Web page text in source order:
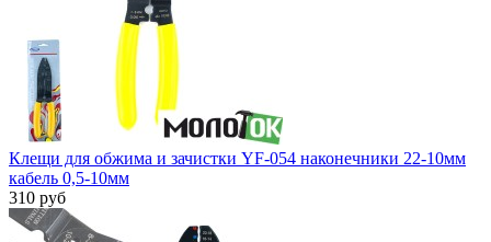
Клещи для обжима и зачистки YF-054 наконечники 22-10мм
кабель 0,5-10мм
310 руб